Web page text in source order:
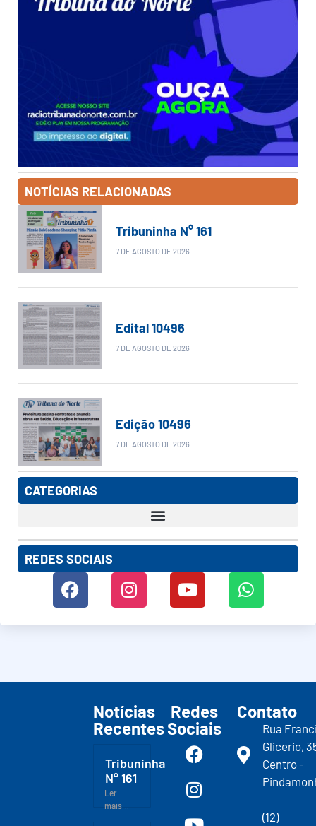
NOTÍCIAS RELACIONADAS
Tribuninha N° 161
7 DE AGOSTO DE 2026
Edital 10496
7 DE AGOSTO DE 2026
Edição 10496
7 DE AGOSTO DE 2026
CATEGORIAS
REDES SOCIAIS
Notícias
Recentes
Tribuninha
N° 161
Ler
mais...
Redes
Sociais
Contato
Rua
Glicerio,
Centro -
(12)